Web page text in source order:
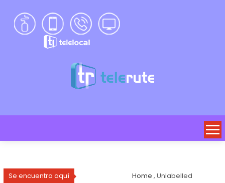
Se encuentra aquí Home , Unlabelled